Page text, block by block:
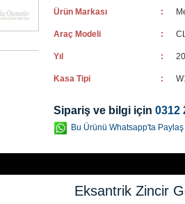
Ürün Markası :
Araç Modeli :
Yıl :
Kasa Tipi :
Sipariş ve bilgi için0312
Bu Ürünü Whatsapp'ta Paylaş
Eksantrik Zincir